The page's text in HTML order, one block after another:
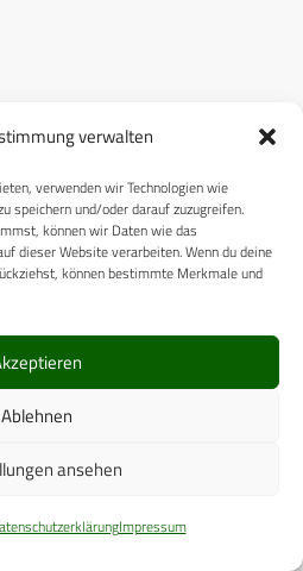
verwalten
verwenden wir Technologien wie
speichern und/oder darauf zuzugreifen.
können wir Daten wie das
dieser Website verarbeiten. Wenn du deine
können bestimmte Merkmale und
Ablehnen
ansehen
Impressum